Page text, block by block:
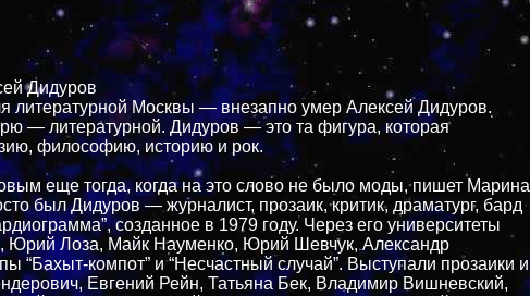
Дидуров
литературной Москвы — внезапно умер Алексей Дидуров.
— литературной. Дидуров — это та фигура, которая
философию, историю и рок.
еще тогда, когда на это слово не было моды, пишет Марина
был Дидуров — журналист, прозаик, критик, драматург, бард
созданное в 1979 году. Через его университеты
Юрий Лоза, Майк Науменко, Юрий Шевчук, Александр
“Бахыт-компот” и “Несчастный случай”. Выступали прозаики и
Евгений Рейн, Татьяна Бек, Владимир Вишневский,